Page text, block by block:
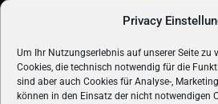
Privacy
Um Ihr Nutzungserlebnis auf unserer Seite zu
Cookies, die technisch notwendig für die
sind aber auch Cookies für Analyse-,
können in den Einsatz der nicht notwendigen